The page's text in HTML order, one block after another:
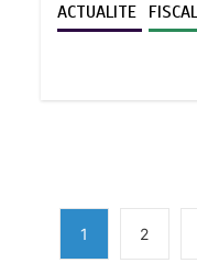
ACTUALITE
1 2